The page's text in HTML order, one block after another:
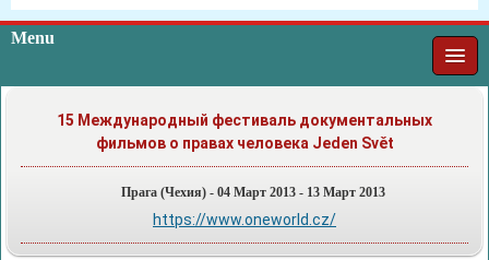
Menu
15 Международный фестиваль документальных
фильмов о правах человека Jeden Svět
Прага (Чехия) - 04 Март 2013 - 13 Март 2013
https://www.oneworld.cz/